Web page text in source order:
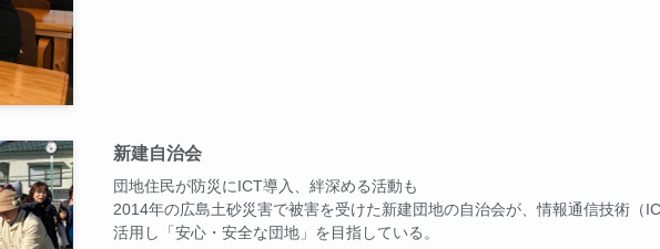
新建自治会
団地住民が防災にICT導入、絆深める活動も
2014年の広島土砂災害で被害を受けた新建団地の自治会が、情報通信技術（
活用し「安心・安全な団地」を目指している。